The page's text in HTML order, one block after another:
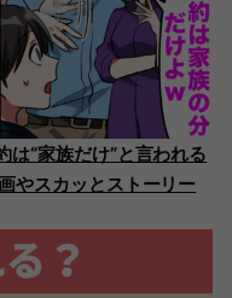
は“家族だけ”と言われる
やスカッとストーリー